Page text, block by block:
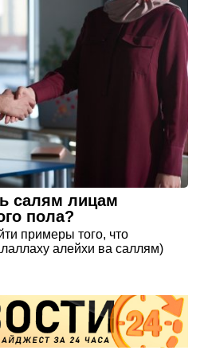
салям лицам
пола?
примеры того, что
алейхи ва саллям)